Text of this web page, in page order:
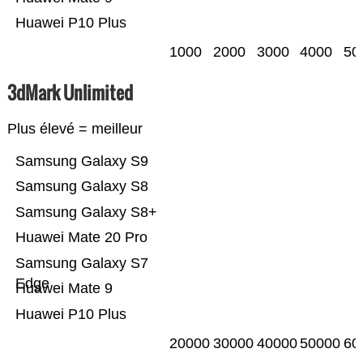
Huawei P10 Plus
1000 2000 3000 4000
3dMark Unlimited
Plus élevé = meilleur
Huawei P10 Plus
Huawei Mate 9
Samsung Galaxy S7
Edge
Huawei Mate 20 Pro
Samsung Galaxy S8+
Samsung Galaxy S8
Samsung Galaxy S9
20000 30000 4000050000